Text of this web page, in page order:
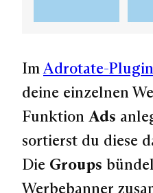
ImAdrotate-Plugin
deine einzelnen
Funktion Ads
sortierst du diese
Die Groups
Werbebanner